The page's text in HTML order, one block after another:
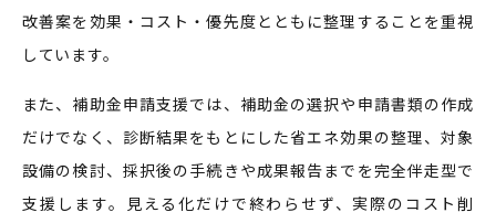
改善案を効果・コスト・優先度とともに整理することを重視
しています。
また、補助金申請支援では、補助金の選択や申請書類の作成
だけでなく、診断結果をもとにした省エネ効果の整理、対象
設備の検討、採択後の手続きや成果報告までを完全伴走型で
支援します。見える化だけで終わらせず、実際のコスト削